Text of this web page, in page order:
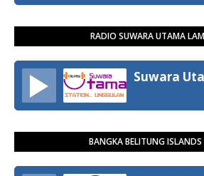
RADIO SUWARA UTAMA
Suwara
BANGKA BELITUNG